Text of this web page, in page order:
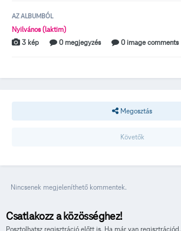
AZ ALBUMBÓL
Nyilvános (laktim)
3 kép
0 megjegyzés 0 image comments
Megosztás
Követők
Nincsenek megjeleníthető kommentek.
Csatlakozz a közösséghez!
Posztolhatsz regisztráció előtt is. Ha már van regisztrációd,